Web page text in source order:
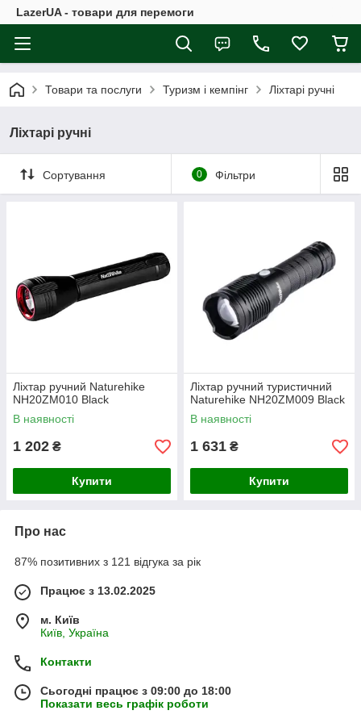
LazerUA - товари для перемоги
Товари та послуги Туризм і кемпінг Ліхтарі ручні
Ліхтарі ручні
Сортування 0 Фільтри
Ліхтар ручний Naturehike
NH20ZM010 Black
В наявності
1 202 ₴
Купити
Ліхтар ручний туристичний
Naturehike NH20ZM009 Black
В наявності
1 631 ₴
Купити
Про нас
87% позитивних з 121 відгука за рік
Працює з 13.02.2025
м. Київ
Київ, Україна
Контакти
Сьогодні працює з 09:00 до 18:00
Показати весь графік роботи